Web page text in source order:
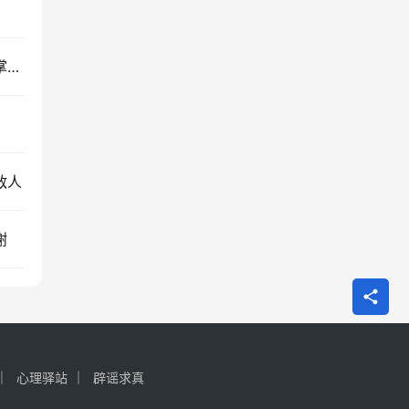
为什么紧张时会手心出汗？交感神经直接打开了手掌的汗腺
人
心理驿站 辟谣求真